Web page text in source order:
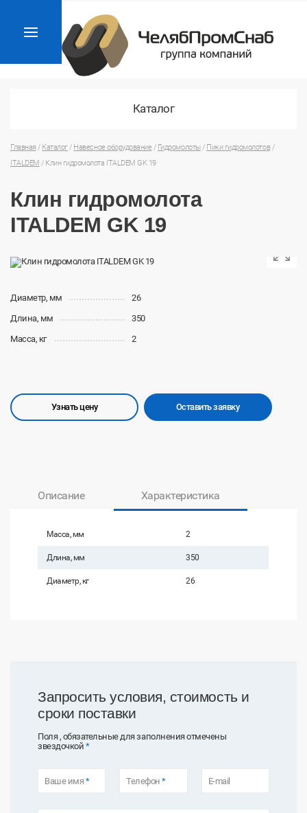
Каталог
Главная / Каталог/ Навесное оборудование / Гидромолоты/ Пики гидромолотов/
ITALDEM / Клин гидромолота ITALDEM GK 19
Клин гидромолота
ITALDEM GK 19
Диаметр, мм
26
Длина, мм
350
Масса, кг
2
Узнать цену Оставить заявку
Описание Характеристика
Масса, мм 2
Длина, мм 350
Диаметр, кг 26
Запросить условия, стоимость и
сроки поставки
Поля , обязательные для заполнения отмечены
звездочкой *
Ваше имя * Телефон* E-mail